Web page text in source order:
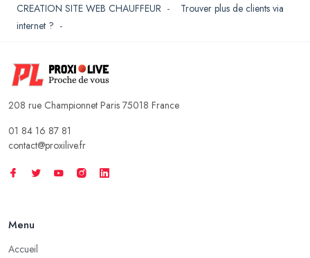
CREATION SITE WEB CHAUFFEUR - Trouver plus de clients via
internet ? -
208 rue Championnet Paris 75018 France
01 84 16 87 81
contact@proxilive.fr
Menu
Accueil